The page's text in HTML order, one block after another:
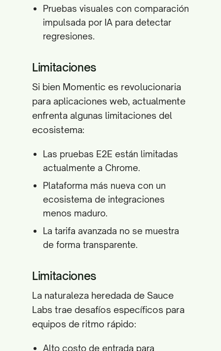
Pruebas visuales con comparación
impulsada por IA para detectar
regresiones.
Limitaciones
Si bien Momentic es revolucionaria
para aplicaciones web, actualmente
enfrenta algunas limitaciones del
ecosistema:
Las pruebas E2E están limitadas
actualmente a Chrome.
Plataforma más nueva con un
ecosistema de integraciones
menos maduro.
La tarifa avanzada no se muestra
de forma transparente.
Limitaciones
La naturaleza heredada de Sauce
Labs trae desafíos específicos para
equipos de ritmo rápido:
Alto costo de entrada para